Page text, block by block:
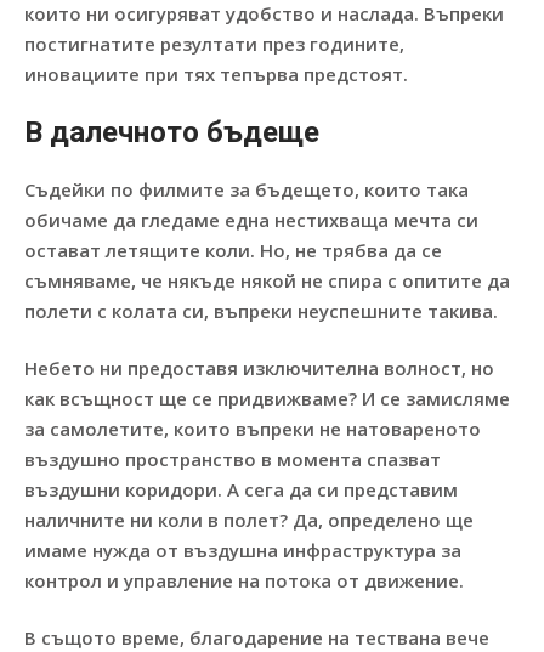
които ни осигуряват удобство и наслада. Въпреки
постигнатите резултати през годините,
иновациите при тях тепърва предстоят.
В далечното бъдеще
Съдейки по филмите за бъдещето, които така
обичаме да гледаме една нестихваща мечта си
остават летящите коли. Но, не трябва да се
съмняваме, че някъде някой не спира с опитите да
полети с колата си, въпреки неуспешните такива.
Небето ни предоставя изключителна волност, но
как всъщност ще се придвижваме? И се замисляме
за самолетите, които въпреки не натовареното
въздушно пространство в момента спазват
въздушни коридори. А сега да си представим
наличните ни коли в полет? Да, определено ще
имаме нужда от въздушна инфраструктура за
контрол и управление на потока от движение.
В същото време, благодарение на тествана вече